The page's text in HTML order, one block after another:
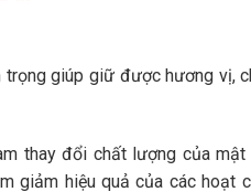
giúp giữ được hương vị,
thay đổi chất lượng của mật
giảm hiệu quả của các hoạt